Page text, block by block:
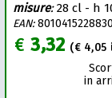
misure:28 cl - h
EAN:8010415228830
€3,32 (€ 4,05
in